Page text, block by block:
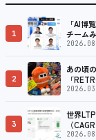
1
「AI博
チーム
ル庁の
2
あの頃
「
3
世界
（